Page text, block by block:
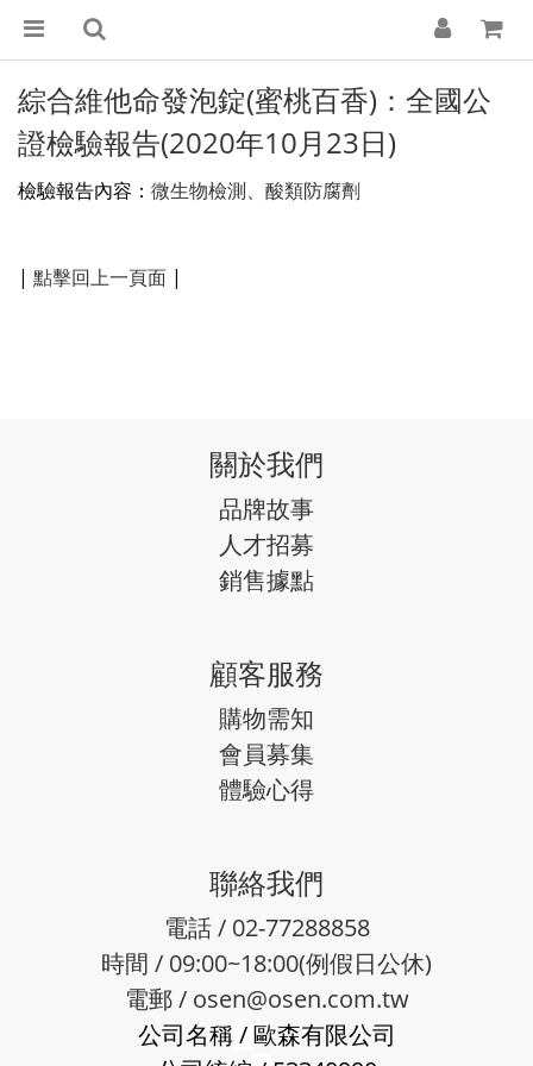
綜合維他命發泡錠(蜜桃百香)：全國公
證檢驗報告(2020年10月23日)
檢驗報告內容： 微生物檢測、酸類防腐劑
| 點擊回上一頁面 |
關於我們
品牌故事
人才招募
銷售據點
顧客服務
購物需知
會員募集
體驗心得
聯絡我們
電話 / 02-77288858
時間 / 09:00~18:00(例假日公休)
電郵 / osen@osen.com.tw
公司名稱/歐森有限公司